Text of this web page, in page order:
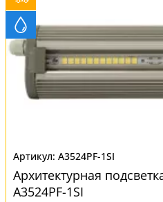
A3524PF-1SI
Архитектурная
A3524PF-1SI